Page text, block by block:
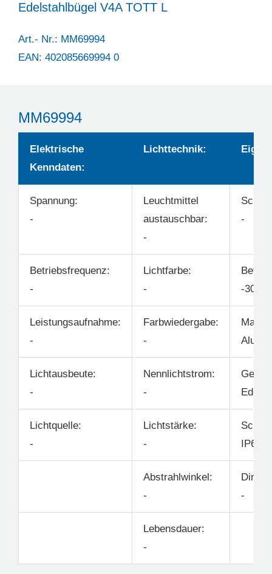
Edelstahlbügel V4A TOTT L
Art.- Nr.: MM69994
EAN: 402085669994 0
MM69994
Elektrische
Kenndaten:
Lichttechnik:
Spannung:
-
Leuchtmittel
austauschbar:
-
-
Betriebsfrequenz:
-
Lichtfarbe:
-
-30°C
Leistungsaufnahme:
-
Farbwiedergabe:
-
Lichtausbeute:
-
Nennlichtstrom:
-
Lichtquelle:
-
Lichtstärke:
-
IP65
Abstrahlwinkel:
-
-
Lebensdauer:
-